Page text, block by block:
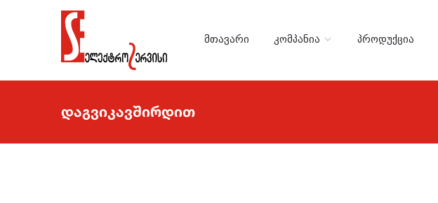
ᲛᲗᲐᲕᲐᲠᲘ ᲙᲝᲛᲞᲐᲜᲘᲐ ᲞᲠᲝᲓᲣᲥᲪᲘᲐ
დაგვიკავშირდით